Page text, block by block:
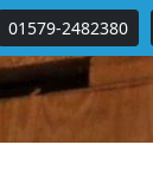
01579-2482380